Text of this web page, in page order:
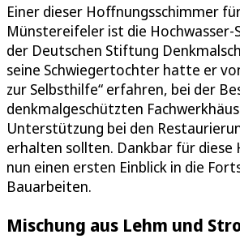
Einer dieser Hoffnungsschimmer
Münstereifeler ist die
der Deutschen Stiftung
seine Schwiegertochter hatte er
zur Selbsthilfe“ erfahren, bei der
denkmalgeschützten
Unterstützung bei den
erhalten sollten. Dankbar für diese
nun einen ersten Einblick in die
Bauarbeiten.
Mischung aus Lehm und